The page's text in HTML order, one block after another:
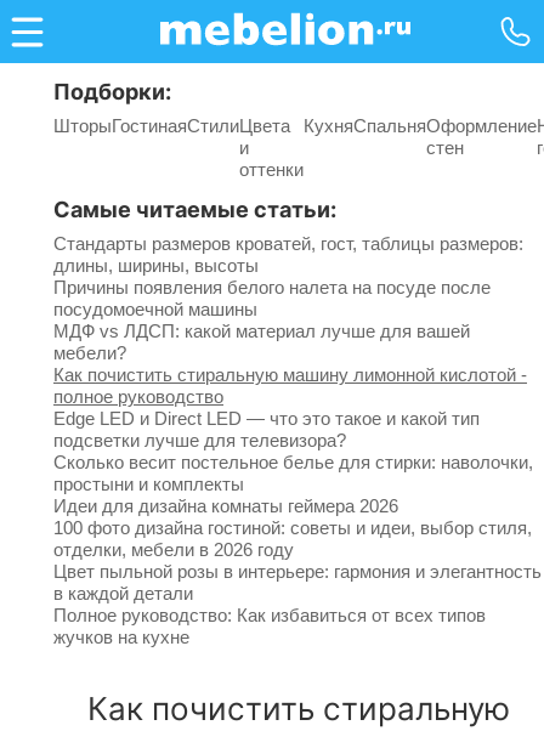
Подборки:
ШторыГостинаяСтилиЦвета
и
оттенки
КухняСпальняОформление
стен
Самые читаемые статьи:
Стандарты размеров кроватей, гост, таблицы размеров:
длины, ширины, высоты
Причины появления белого налета на посуде после
посудомоечной машины
МДФ vs ЛДСП: какой материал лучше для вашей
мебели?
Как почистить стиральную машину лимонной кислотой -
полное руководство
Edge LED и Direct LED — что это такое и какой тип
подсветки лучше для телевизора?
Сколько весит постельное белье для стирки: наволочки,
простыни и комплекты
Идеи для дизайна комнаты геймера 2026
100 фото дизайна гостиной: советы и идеи, выбор стиля,
отделки, мебели в 2026 году
Цвет пыльной розы в интерьере: гармония и элегантность
в каждой детали
Полное руководство: Как избавиться от всех типов
жучков на кухне
Как почистить стиральную